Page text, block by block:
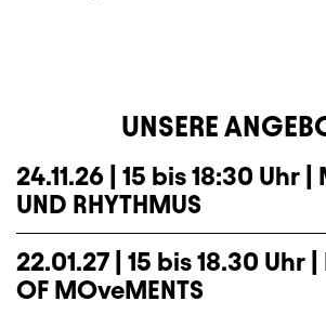
UNSERE
24.11.26 | 15 bis 18:30 Uhr |
UND RHYTHMUS
22.01.27 | 15 bis 18.30 Uhr |
OF MOveMENTS